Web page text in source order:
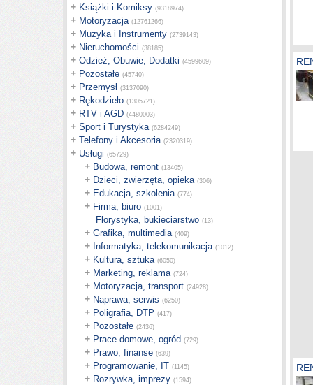
+ Książki i Komiksy (9318974)
+ Motoryzacja (12761266)
+ Muzyka i Instrumenty (2739143)
+ Nieruchomości (38185)
+ Odzież, Obuwie, Dodatki (4599609)
+ Pozostałe (45740)
+ Przemysł (3137090)
+ Rękodzieło (1305721)
+ RTV i AGD (4480003)
+ Sport i Turystyka (6284249)
+ Telefony i Akcesoria (2320319)
+ Usługi (65729)
+ Budowa, remont (13405)
+ Dzieci, zwierzęta, opieka (306)
+ Edukacja, szkolenia (774)
+ Firma, biuro (1001)
Florystyka, bukieciarstwo (13)
+ Grafika, multimedia (409)
+ Informatyka, telekomunikacja (1012)
+ Kultura, sztuka (6050)
+ Marketing, reklama (724)
+ Motoryzacja, transport (24928)
+ Naprawa, serwis (6250)
+ Poligrafia, DTP (417)
+ Pozostałe (2436)
+ Prace domowe, ogród (729)
+ Prawo, finanse (639)
+ Programowanie, IT (1145)
+ Rozrywka, imprezy (1594)